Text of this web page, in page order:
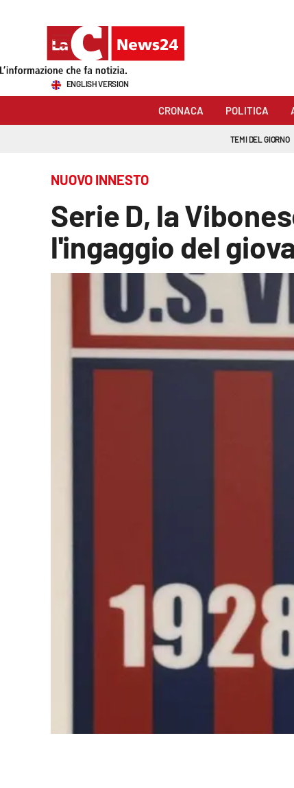
Sezioni
Economia e lavoro
Italia Mondo
ENGLISH VERSION
CRONACA POLITICA
TEMI DEL GIORNO
NUOVO INNESTO
Serie D, la
l'ingaggio del